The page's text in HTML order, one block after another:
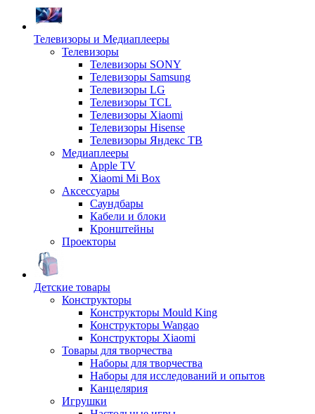
Телевизоры и Медиаплееры
Телевизоры
Телевизоры SONY
Телевизоры Samsung
Телевизоры LG
Телевизоры TCL
Телевизоры Xiaomi
Телевизоры Hisense
Телевизоры Яндекс ТВ
Медиаплееры
Apple TV
Xiaomi Mi Box
Аксессуары
Саундбары
Кабели и блоки
Кронштейны
Проекторы
Детские товары
Конструкторы
Конструкторы Mould King
Конструкторы Wangao
Конструкторы Xiaomi
Товары для творчества
Наборы для творчества
Наборы для исследований и опытов
Канцелярия
Игрушки